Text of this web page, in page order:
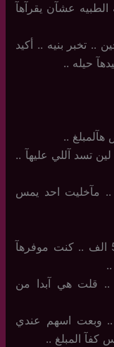
الطبيه عشآن يقرآهآ
.. تخبر بنيه .. أكيد
حيله ..
..
تسد آللي عليهآ ..
.. مآخليت احد يمس
آنآ يآعمي .. كنت موفر في حسآبي ‏500 الف .. كنت موفرهآ
قلت هي آبدا من
.. وبعت اسهم عندي
كفآ المبلغ ..